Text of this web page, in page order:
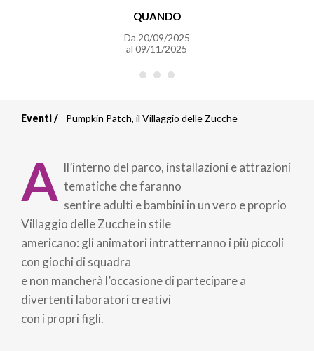
QUANDO
Da 20/09/2025
al 09/11/2025
di
pane
Eventi Pumpkin Patch, il Villaggio delle Zucche
A ll’interno del parco, installazioni e attrazioni
tematiche che faranno
sentire adulti e bambini in un vero e proprio
Villaggio delle Zucche in stile
americano: gli animatori intratterranno i più piccoli
con giochi di squadra
e non mancherà l’occasione di partecipare a
divertenti laboratori creativi
con i propri figli.